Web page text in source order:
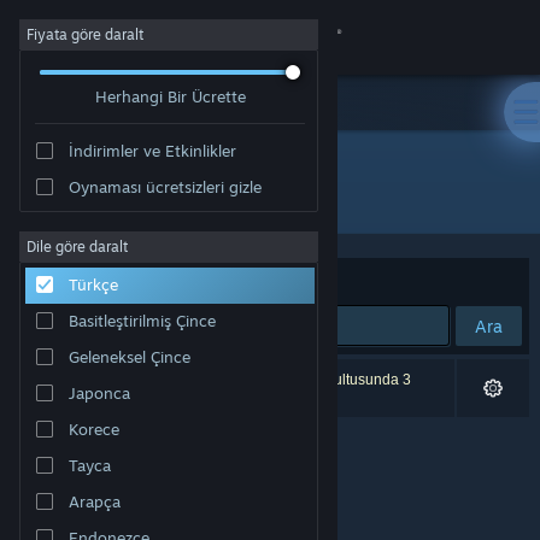
Giriş yap
Hakkında
Destek
Dili değiştir
Steam mobil uygulamasını yükle
Masaüstü internet sitesini görüntüle
Fiyata göre daralt
Herhangi Bir Ücrette
İndirimler ve Etkinlikler
Oynaması ücretsizleri gizle
Dile göre daralt
Türkçe
Basitleştirilmiş Çince
Geleneksel Çince
Japonca
Korece
Tayca
Arapça
Geliştirici: iRacing
Sırala Uygunluk
Ara
0 sonuç aramanızla eşleşiyor. Tercihleriniz doğrultusunda 3
ürün dâhil edilmedi.